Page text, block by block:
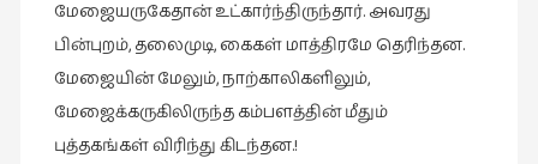
மேஜையருகேதான் உட்கார்ந்திருந்தார். அவரது
பின்புறம், தலைமுடி, கைகள் மாத்திரமே தெரிந்தன.
மேஜையின் மேலும், நாற்காலிகளிலும்,
மேஜைக்கருகிலிருந்த கம்பளத்தின் மீதும்
புத்தகங்கள் விரிந்து கிடந்தன.!